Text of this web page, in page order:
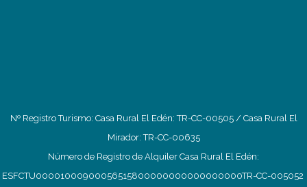
Nº Registro Turismo: Casa Rural El Edén: TR-CC-00505 / Casa Rural El
Mirador: TR-CC-00635
Número de Registro de Alquiler Casa Rural El Edén:
ESFCTU00001000900056515800000000000000000TR-CC-005052